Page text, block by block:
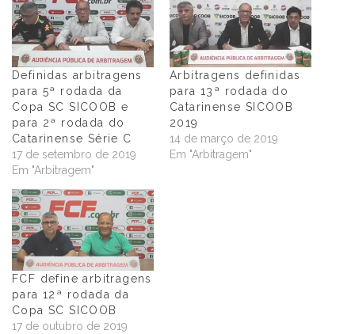
Definidas arbitragens
para 5ª rodada da
Copa SC SICOOB e
para 2ª rodada do
Catarinense Série C
17 de setembro de 2019
Em "Arbitragem"
Arbitragens definidas
para 13ª rodada do
Catarinense SICOOB
2019
14 de março de 2019
Em "Arbitragem"
FCF define arbitragens
para 12ª rodada da
Copa SC SICOOB
17 de outubro de 2019